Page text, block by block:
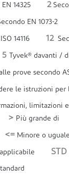
14325 2
EN 1073-2
14116 12
5 Tyvek® davanti /
prove secondo
le istruzioni per
limitazioni e
> Più grande di
<= Minore o